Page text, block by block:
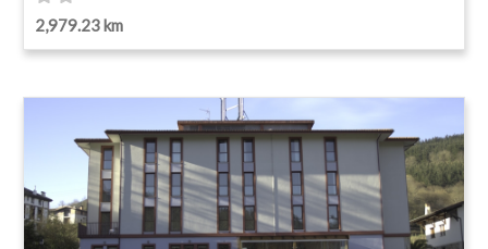
2,979.23 km